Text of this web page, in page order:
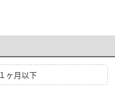
１ヶ月以下